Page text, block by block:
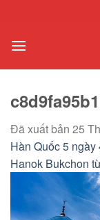
nội
Đã xuất bản 25
Hàn Quốc 5
Hanok Bukchon